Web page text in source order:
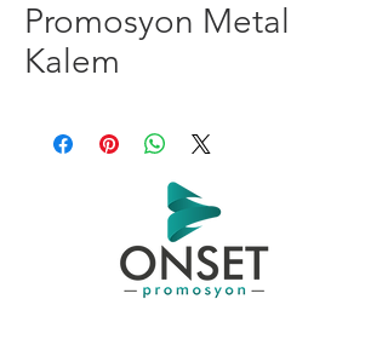
Promosyon Metal
Kalem